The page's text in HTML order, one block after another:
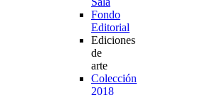
Fondo
Editorial
Ediciones
de
arte
Colección
2018